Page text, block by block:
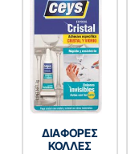
ΔΙΑΦΟΡΕΣ
ΚΟΛΛΕΣ